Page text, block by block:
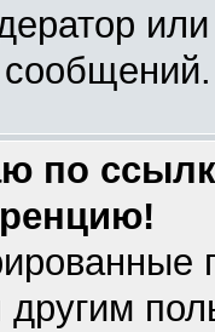
сообщений.
по